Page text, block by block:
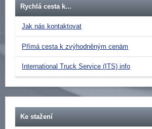
Rychlá cesta k...
Jak nás kontaktovat
Přímá cesta k zvýhodněným cenám
International Truck Service (ITS) info
Ke stažení